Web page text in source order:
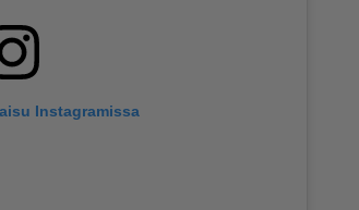
Instagramissa